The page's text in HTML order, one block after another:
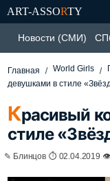
ART-ASSORTY
Новости (СМИ)
Главная World Girls
девушками в стиле
Красивый
стиле
✎ Блинцов ⏱ 02.04.2019